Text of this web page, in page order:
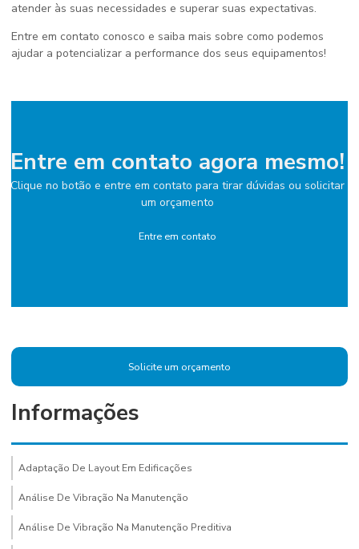
atender às suas necessidades e superar suas expectativas.
Entre em contato conosco e saiba mais sobre como podemos
ajudar a potencializar a performance dos seus equipamentos!
Entre em contato agora mesmo!
Clique no botão e entre em contato para tirar dúvidas ou solicitar
um orçamento
Entre em contato
Solicite um orçamento
Informações
Adaptação De Layout Em Edificações
Análise De Vibração Na Manutenção
Análise De Vibração Na Manutenção Preditiva